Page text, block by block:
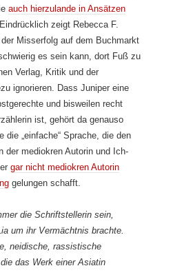
auch hierzulande in Ansätzen
Eindrücklich zeigt Rebecca F.
Misserfolg auf dem Buchmarkt
es sein kann, dort Fuß zu
Verlag, Kritik und der
ignorieren. Dass Juniper eine
und bisweilen recht
ist, gehört da genauso
die „einfache“ Sprache, die den
der mediokren Autorin und Ich-
gar nicht mediokren Autorin
gelungen schafft.
die Schriftstellerin sein,
um ihr Vermächtnis brachte.
neidische, rassistische
das Werk einer Asiatin